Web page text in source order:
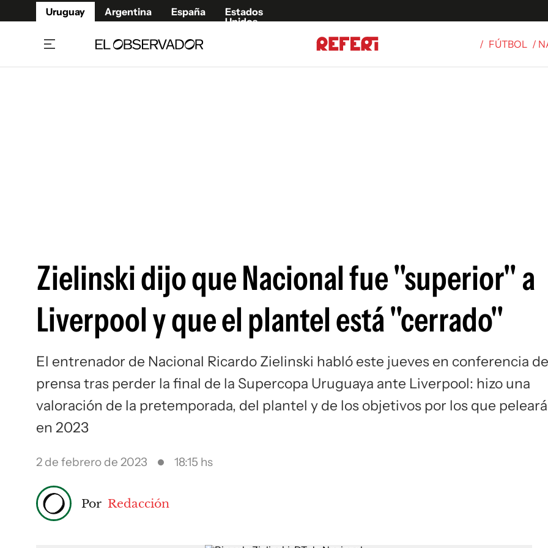
Uruguay Argentina España
Estados
Unidos
/ FÚTBOL /
Zielinski dijo que Nacional fue "superior" a
Liverpool y que el plantel está "cerrado"
El entrenador de Nacional Ricardo Zielinski habló este jueves en conferencia de
prensa tras perder la final de la Supercopa Uruguaya ante Liverpool: hizo una
valoración de la pretemporada, del plantel y de los objetivos por los que
en 2023
2 de febrero de 2023 18:15 hs
Por Redacción